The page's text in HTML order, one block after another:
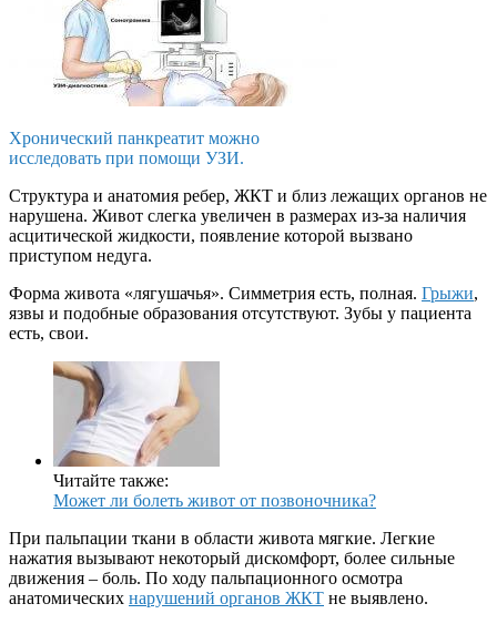
Хронический панкреатит можно
исследовать при помощи УЗИ.
Структура и анатомия ребер, ЖКТ и близ лежащих органов не
нарушена. Живот слегка увеличен в размерах из-за наличия
асцитической жидкости, появление которой вызвано
приступом недуга.
Форма живота «лягушачья». Симметрия есть, полная. Грыжи,
язвы и подобные образования отсутствуют. Зубы у пациента
есть, свои.
Читайте также:
Может ли болеть живот от позвоночника?
При пальпации ткани в области живота мягкие. Легкие
нажатия вызывают некоторый дискомфорт, более сильные
движения – боль. По ходу пальпационного осмотра
анатомических нарушений органов ЖКТ не выявлено.